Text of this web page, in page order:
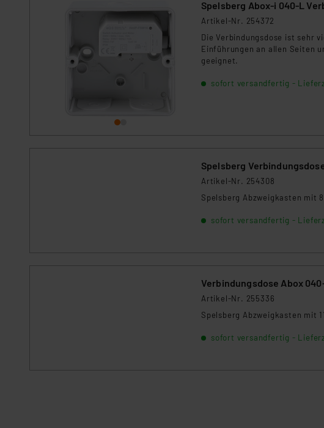
Nähere Infos zu diesen Drittanbietern
Für die USA besteht kein
Datenschutz nach EU-Standards
Daten in Überwachungsprogrammen
Kommission sowie einer eigenen
Spelsberg Abox-i 040-L
Artikel-Nr. 254372
Die Verbindungsdose ist sehr
Einführungen an allen Seiten
geeignet.
sofort versandfertig -
Spelsberg
Artikel-Nr. 254308
Spelsberg Abzweigkasten mit
sofort versandfertig -
Verbindungsdose Abox
Artikel-Nr. 255336
Spelsberg Abzweigkasten mit
sofort versandfertig -